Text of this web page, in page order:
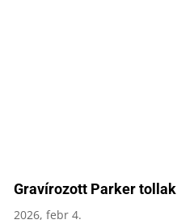
Gravírozott Parker tollak
2026, febr 4.